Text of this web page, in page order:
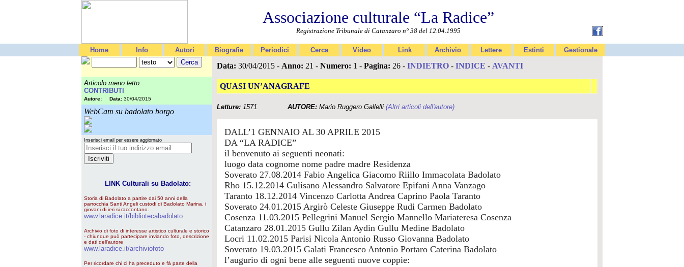
Associazione culturale “La Radice”
Registrazione Tribunale di Catanzaro n° 38 del 12.04.1995
Home Info Autori Biografie Periodici Cerca Video Link Archivio Lettere Estinti Gestionale
Articolo meno letto:
CONTRIBUTI
Autore: Data: 30/04/2015
WebCam su badolato borgo
Inserisci email per essere aggiornato
LINK Culturali su Badolato:
Storia di Badolato a partire dai 50 anni della
parrocchia Santi Angeli custodi di Badolato Marina, i
giovani di ieri si raccontano.
www.laradice.it/bibliotecabadolato
Archivio di foto di interesse artistico culturale e storico
- chiunque può partecipare inviando foto, descrizione
e dati dell'autore
www.laradice.it/archiviofoto
Per ricordare chi ci ha preceduto e fà parte della
Data: 30/04/2015 - Anno: 21 - Numero: 1 - Pagina: 26 - INDIETRO - INDICE - AVANTI
QUASI UN’ANAGRAFE
Letture: 1571 AUTORE: Mario Ruggero Gallelli (Altri articoli dell'autore)
DALL’1 GENNAIO AL 30 APRILE 2015
DA “LA RADICE”
il benvenuto ai seguenti neonati:
luogo data cognome nome padre madre Residenza
Soverato 27.08.2014 Fabio Angelica Giacomo Riillo Immacolata Badolato
Rho 15.12.2014 Gulisano Alessandro Salvatore Epifani Anna Vanzago
Taranto 18.12.2014 Vincenzo Carlotta Andrea Caprino Paola Taranto
Soverato 24.01.2015 Argirò Celeste Giuseppe Rudi Carmen Badolato
Cosenza 11.03.2015 Pellegrini Manuel Sergio Mannello Mariateresa Cosenza
Catanzaro 28.01.2015 Gullu Zilan Aydin Gullu Medine Badolato
Locri 11.02.2015 Parisi Nicola Antonio Russo Giovanna Badolato
Soverato 19.03.2015 Galati Francesco Antonio Portaro Caterina Badolato
l’augurio di ogni bene alle seguenti nuove coppie: